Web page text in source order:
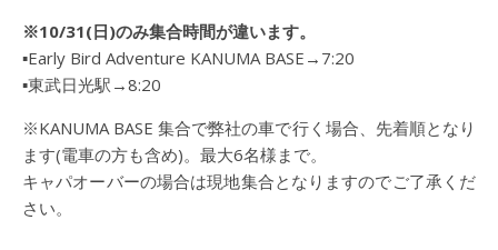
※10/31(日)のみ集合時間が違います。
▪︎Early Bird Adventure KANUMA BASE→7:20
▪︎東武日光駅→8:20
※KANUMA BASE 集合で弊社の車で行く場合、先着順となり
ます(電車の方も含め)。最大6名様まで。
キャパオーバーの場合は現地集合となりますのでご了承くだ
さい。